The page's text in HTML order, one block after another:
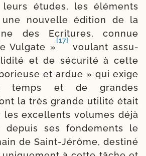
études, les élé­ments
une nou­velle édi­tion de la
des Ecritures, connue
Vul­gate »
[17]
vou­lant assu­
et de sécu­ri­té à cette
et ardue » qui exige
temps et de grandes
la très grande uti­li­té était
les excel­lents volumes déjà
depuis ses fon­de­ments le
de Saint-​Jérôme, des­ti­né